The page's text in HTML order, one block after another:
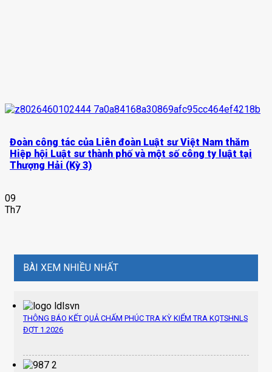
Đoàn công tác của Liên đoàn Luật sư Việt Nam thăm
Hiệp hội Luật sư thành phố và một số công ty luật tại
Thượng Hải (Kỳ 3)
09
Th7
BÀI XEM NHIỀU NHẤT
THÔNG BÁO KẾT QUẢ CHẤM PHÚC TRA KỲ KIỂM TRA KQTSHNLS
ĐỢT 1.2026